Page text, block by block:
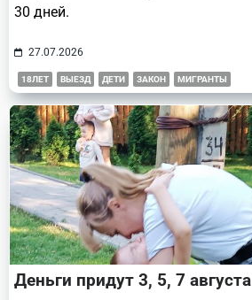
30 дней.
27.07.2026
18ЛЕТ ВЫЕЗД ДЕТИ ЗАКОН МИГРАНТЫ
Деньги придут 3, 5, 7 августа